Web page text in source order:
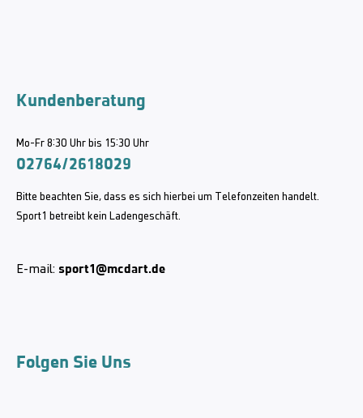
Kundenberatung
Mo-Fr 8:30 Uhr bis 15:30 Uhr
02764/2618029
Bitte beachten Sie, dass es sich hierbei um Telefonzeiten handelt.
Sport1 betreibt kein Ladengeschäft.
E-mail: sport1@mcdart.de
Folgen Sie Uns